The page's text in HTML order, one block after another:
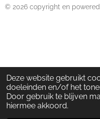
Deze website gebruikt
doeleinden en/of het
Door gebruik te blijven
hiermee akkoord.
© 2026 copyright en powered